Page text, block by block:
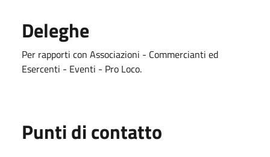
Deleghe
Per rapporti con Associazioni - Commercianti ed
Esercenti - Eventi - Pro Loco.
Punti di contatto